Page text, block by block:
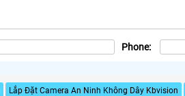
Phone:
Lắp Đặt Camera An Ninh Không Dây Kbvision